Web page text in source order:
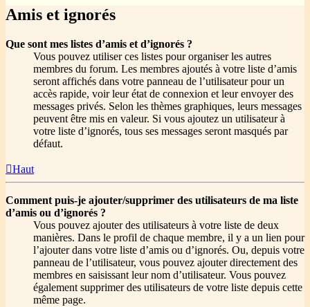
Amis et ignorés
Que sont mes listes d’amis et d’ignorés ?
Vous pouvez utiliser ces listes pour organiser les autres
membres du forum. Les membres ajoutés à votre liste d’amis
seront affichés dans votre panneau de l’utilisateur pour un
accès rapide, voir leur état de connexion et leur envoyer des
messages privés. Selon les thèmes graphiques, leurs messages
peuvent être mis en valeur. Si vous ajoutez un utilisateur à
votre liste d’ignorés, tous ses messages seront masqués par
défaut.
Haut
Comment puis-je ajouter/supprimer des utilisateurs de ma liste
d’amis ou d’ignorés ?
Vous pouvez ajouter des utilisateurs à votre liste de deux
manières. Dans le profil de chaque membre, il y a un lien pour
l’ajouter dans votre liste d’amis ou d’ignorés. Ou, depuis votre
panneau de l’utilisateur, vous pouvez ajouter directement des
membres en saisissant leur nom d’utilisateur. Vous pouvez
également supprimer des utilisateurs de votre liste depuis cette
même page.